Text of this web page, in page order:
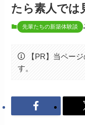
たら素人では
先輩たちの新築体験談
【PR】当ペー
す。